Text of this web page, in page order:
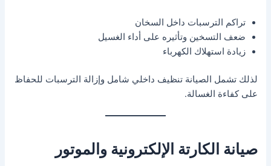
تراكم الترسبات داخل السخان
ضعف التسخين وتأثيره على أداء الغسيل
زيادة استهلاك الكهرباء
لذلك تشمل الصيانة تنظيف داخلي شامل وإزالة الترسبات للحفاظ
على كفاءة الغسالة.
صيانة الكارتة الإلكترونية والموتور